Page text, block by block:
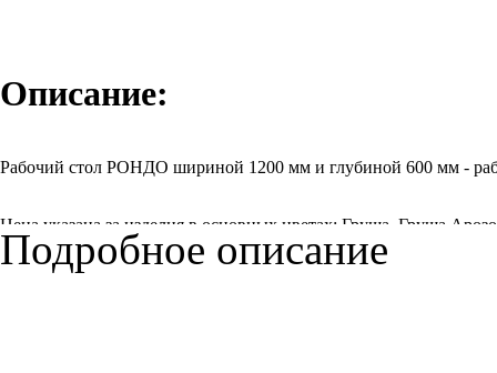
Описание:
Рабочий стол РОНДО шириной 1200 мм и глубиной 600 мм -
Цена указана за изделия в основных цветах: Груша, Груша
Цена на изделия в цвете "Орех Болонья" может незначительно
менеджера.
Подробное описание